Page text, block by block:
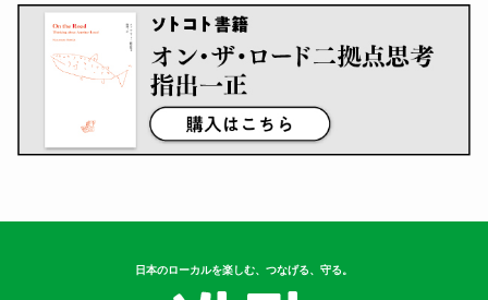
日本のローカルを楽しむ、つなげる、守る。